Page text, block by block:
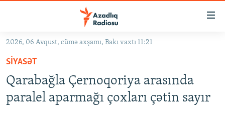
Əsas
qayıt
Əsas
naviqasiyaya
qayıt
GÜNDƏM
#İZAHLA
KORRUPSIOMETR
#ƏSLINDƏ
2026, 06 Avqust, cümə axşamı, Bakı vaxtı 11:21
SIYASƏT
Qarabağla Çernoqoriya arasında
paralel aparmağı çoxları çətin sayır